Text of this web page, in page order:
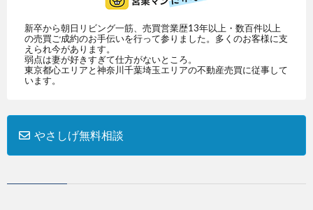
新卒から朝日リビング一筋、売買営業歴13年以上・数百件以上
の売買ご成約のお手伝いを行って参りました。多くのお客様に支
えられ今があります。
弱点は妻が好きすぎて仕方がないところ。
東京都心エリアと神奈川千葉埼玉エリアの不動産売買に従事して
います。
やさしげ無料相談